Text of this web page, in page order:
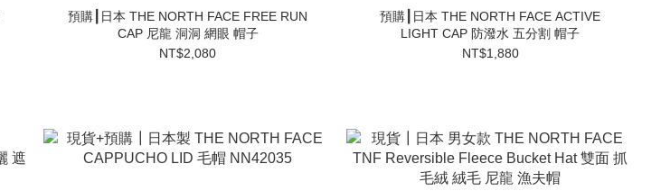
預購┃日本 THE NORTH FACE FREE RUN
CAP 尼龍 洞洞 網眼 帽子
NT$2,080
預購┃日本 THE NORTH FACE ACTIVE
LIGHT CAP 防潑水 五分割 帽子
NT$1,880